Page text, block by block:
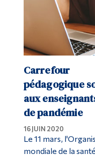
Carrefour
pédagogique
aux
de pandémie
16 JUIN 2020
Le 11 mars,
mondiale de la